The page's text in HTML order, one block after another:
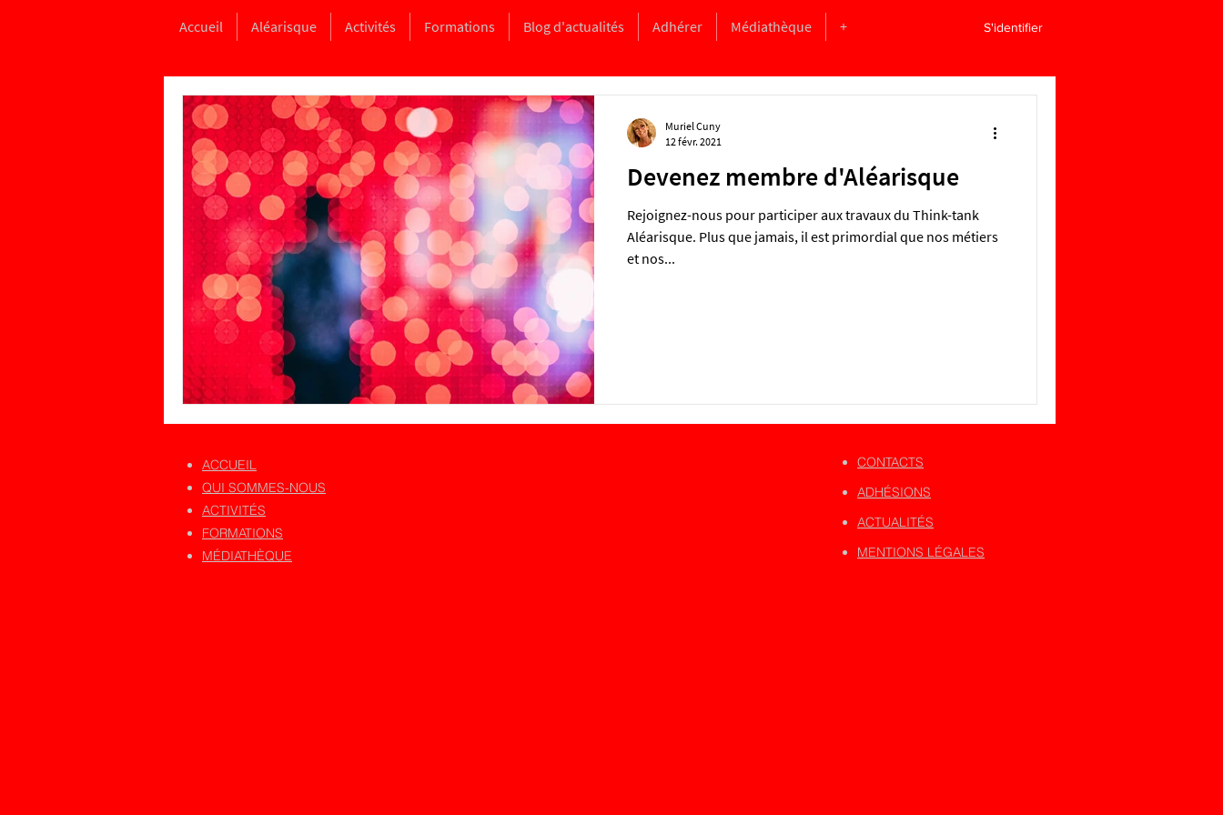
Accueil Aléarisque Activités Formations Blog d'actualités Adhérer Médiathèque + S'identifier
Devenez membre d'Aléarisque
Rejoignez-nous pour participer aux travaux du Think-tank
Aléarisque. Plus que jamais, il est primordial que nos métiers
et nos...
Muriel Cuny
12 févr. 2021
ACCUEIL
QUI SOMMES-NOUS
ACTIVITÉS
FORMATIONS
MÉDIATHÈQUE
CONTACTS
ADHÉSIONS
ACTUALITÉS
MENTIONS LÉGALES